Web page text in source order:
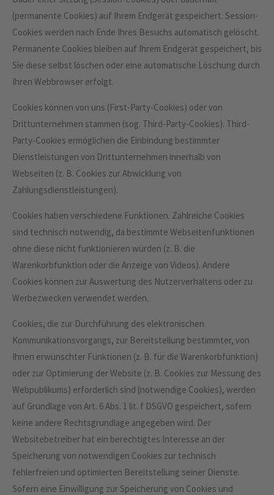
(permanente Cookies) auf Ihrem Endgerät gespeichert. Session-
Cookies werden nach Ende Ihres Besuchs automatisch gelöscht.
Permanente Cookies bleiben auf Ihrem Endgerät gespeichert, bis
Sie diese selbst löschen oder eine automatische Löschung durch
Ihren Webbrowser erfolgt.
Cookies können von uns (First-Party-Cookies) oder von
Drittunternehmen stammen (sog. Third-Party-Cookies). Third-
Party-Cookies ermöglichen die Einbindung bestimmter
Dienstleistungen von Drittunternehmen innerhalb von
Webseiten (z. B. Cookies zur Abwicklung von
Zahlungsdienstleistungen).
Cookies haben verschiedene Funktionen. Zahlreiche Cookies
sind technisch notwendig, da bestimmte Webseitenfunktionen
ohne diese nicht funktionieren würden (z. B. die
Warenkorbfunktion oder die Anzeige von Videos). Andere
Cookies können zur Auswertung des Nutzerverhaltens oder zu
Werbezwecken verwendet werden.
Cookies, die zur Durchführung des elektronischen
Kommunikationsvorgangs, zur Bereitstellung bestimmter, von
Ihnen erwünschter Funktionen (z. B. für die Warenkorbfunktion)
oder zur Optimierung der Website (z. B. Cookies zur Messung des
Webpublikums) erforderlich sind (notwendige Cookies), werden
auf Grundlage von Art. 6 Abs. 1 lit. f DSGVO gespeichert, sofern
keine andere Rechtsgrundlage angegeben wird. Der
Websitebetreiber hat ein berechtigtes Interesse an der
Speicherung von notwendigen Cookies zur technisch
fehlerfreien und optimierten Bereitstellung seiner Dienste.
Sofern eine Einwilligung zur Speicherung von Cookies und